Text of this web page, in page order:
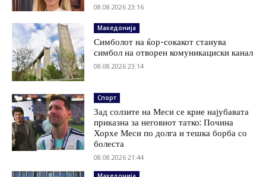
08.08.2026 23:16
Македонија
Симболот на ќор-сокакот станува
симбол на отворен комуникациски канал
08.08.2026 23:14
Спорт
Зад солзите на Меси се крие најубавата
приказна за неговиот татко: Почина
Хорхе Меси по долга и тешка борба со
болеста
08.08.2026 21:44